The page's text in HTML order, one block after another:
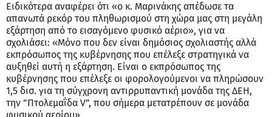
Ειδικότερα αναφέρει ότι «ο κ. Μαρινάκης απέδωσε τα
απανωτά ρεκόρ του πληθωρισμού στη χώρα μας στη μεγάλη
εξάρτηση από το εισαγόμενο φυσικό αέριο», για να
σχολιάσει: «Μόνο που δεν είναι δημόσιος σχολιαστής αλλά
εκπρόσωπος της κυβέρνησης που επέλεξε στρατηγικά να
αυξηθεί αυτή η εξάρτηση. Είναι ο εκπρόσωπος της
κυβέρνησης που επέλεξε οι φορολογούμενοι να πληρώσουν
1,5 δισ. για τη σύγχρονη αντιρρυπαντική μονάδα της ΔΕΗ,
την ”Πτολεμαΐδα V”, που σήμερα μετατρέπουν σε μονάδα